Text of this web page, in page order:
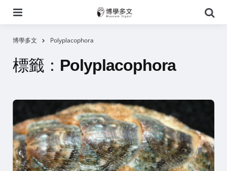
尋
博學多文 Polyplacophora
標籤： Polyplacophora